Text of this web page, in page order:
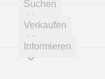
Suchen
Verkaufen
Informieren